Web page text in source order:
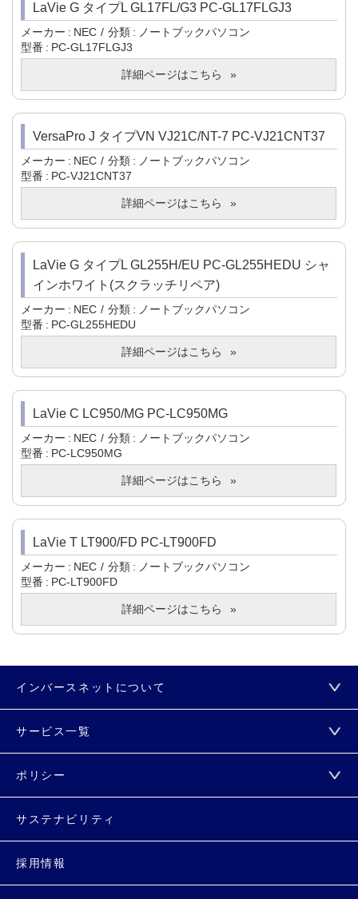
LaVie G タイプL GL17FL/G3 PC-GL17FLGJ3
メーカー NEC 分類
ノートブックパソコン
型番
PC-GL17FLGJ3
詳細ページはこちら
VersaPro J タイプVN VJ21C/NT-7 PC-VJ21CNT37
メーカー NEC 分類
ノートブックパソコン
型番
PC-VJ21CNT37
詳細ページはこちら
LaVie G タイプL GL255H/EU PC-GL255HEDU シャ
インホワイト(スクラッチリペア)
メーカー NEC 分類
ノートブックパソコン
型番
PC-GL255HEDU
詳細ページはこちら
LaVie C LC950/MG PC-LC950MG
メーカー NEC 分類
ノートブックパソコン
型番
PC-LC950MG
詳細ページはこちら
LaVie T LT900/FD PC-LT900FD
メーカー NEC 分類
ノートブックパソコン
型番
PC-LT900FD
詳細ページはこちら
インバースネットについて
サービス一覧
ポリシー
サステナビリティ
採用情報